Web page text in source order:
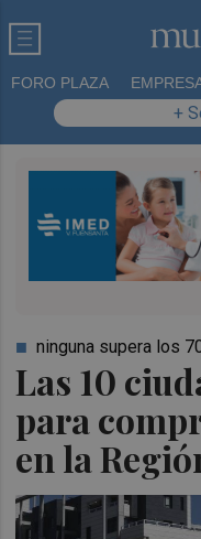
FORO PLAZA
+
Las 10
para
en la
ninguna supera los